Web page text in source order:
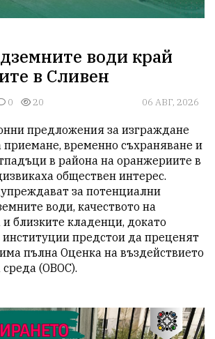
води край
в Сливен
0 20 06 АВГ, 2026
предложения за изграждане
временно съхраняване и
в района на оранжериите в
обществен интерес.
за потенциални
води, качеството на
и близките кладенци, докато
предстои да преценят
пълна Оценка на въздействието
среда (ОВОС).